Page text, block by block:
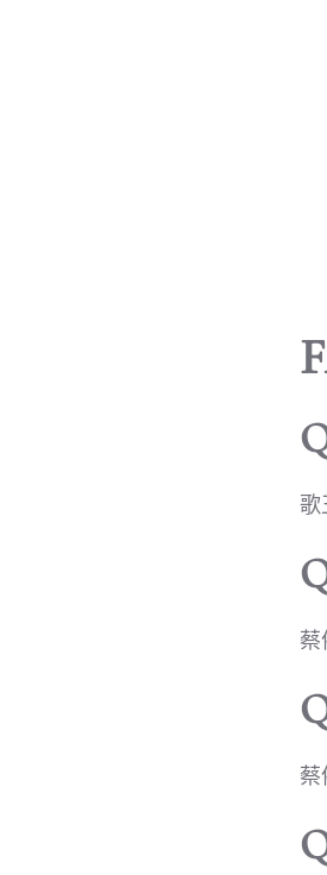
歌
蔡
蔡